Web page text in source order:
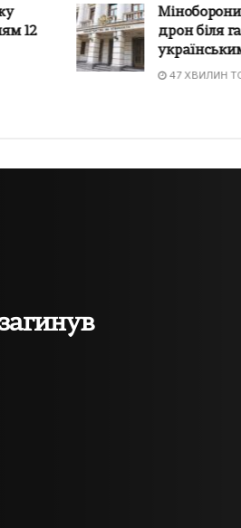
12
Міноборони
дрон біля
47 ХВИЛИН